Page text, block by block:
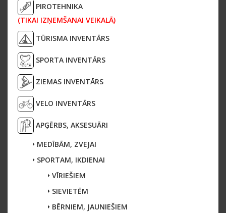
PIROTEHNIKA
(TIKAI IZŅEMŠANAI VEIKALĀ)
TŪRISMA INVENTĀRS
SPORTA INVENTĀRS
ZIEMAS INVENTĀRS
VELO INVENTĀRS
APĢĒRBS, AKSESUĀRI
MEDĪBĀM, ZVEJAI
SPORTAM, IKDIENAI
VĪRIEŠIEM
SIEVIETĒM
BĒRNIEM, JAUNIEŠIEM